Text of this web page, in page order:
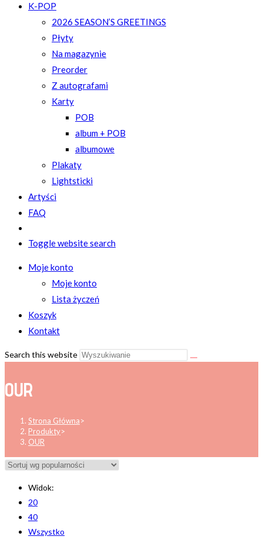
K-POP
2026 SEASON’S GREETINGS
Płyty
Na magazynie
Preorder
Z autografami
Karty
POB
album + POB
albumowe
Plakaty
Lightsticki
Artyści
FAQ
Toggle website search
Moje konto
Moje konto
Lista życzeń
Koszyk
Kontakt
Search this website
OUR
Strona Główna>
Produkty>
OUR
Widok:
20
40
Wszystko